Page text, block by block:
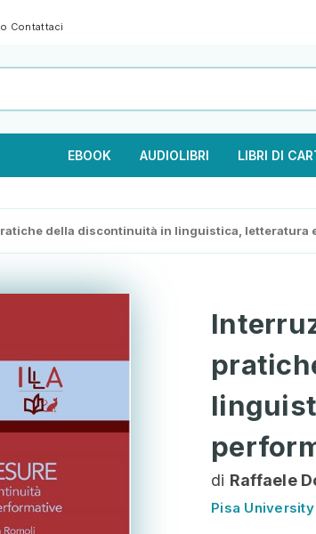
Contattaci
EBOOK AUDIOLIBRI LIBRI DI
della discontinuità in linguistica, letteratura
di Raffaele
Pisa